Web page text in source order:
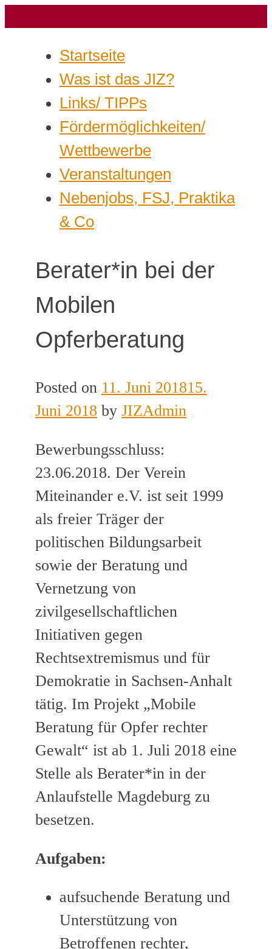
Startseite
Was ist das JIZ?
Links/ TIPPs
Fördermöglichkeiten/
Wettbewerbe
Veranstaltungen
Nebenjobs, FSJ, Praktika
& Co
Berater*in bei der
Mobilen
Opferberatung
Posted on 11. Juni 201815.
Juni 2018 by JIZAdmin
Bewerbungsschluss:
23.06.2018. Der Verein
Miteinander e.V. ist seit 1999
als freier Träger der
politischen Bildungsarbeit
sowie der Beratung und
Vernetzung von
zivilgesellschaftlichen
Initiativen gegen
Rechtsextremismus und für
Demokratie in Sachsen-Anhalt
tätig. Im Projekt „Mobile
Beratung für Opfer rechter
Gewalt“ ist ab 1. Juli 2018 eine
Stelle als Berater*in in der
Anlaufstelle Magdeburg zu
besetzen.
Aufgaben:
aufsuchende Beratung und
Unterstützung von
Betroffenen rechter,